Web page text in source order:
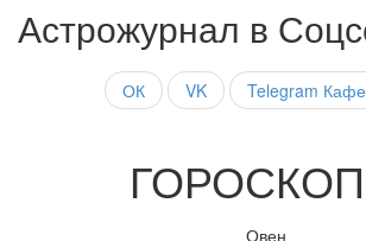
Астрожурнал в
ОК VK Telegram
Овен